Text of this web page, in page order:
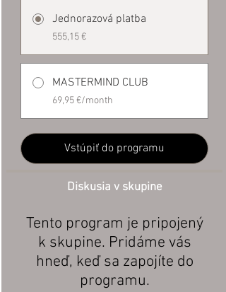
Jednorazová platba
555,15 €
MASTERMIND CLUB
69,95 €/month
Vstúpiť do programu
Diskusia v skupine
Tento program je pripojený
k skupine. Pridáme vás
hneď, keď sa zapojíte do
programu.